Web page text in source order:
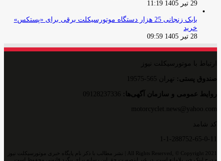
29 تیر 1405 11:19
بابک زنجانی 25 هزار دستگاه موتورسیکلت برقی برای «پستکس»
خرید
28 تیر 1405 09:59
ارتباط با موتورسیکلت نیوز
صندوق پستی: تهران 565-19575
روایط عمومی و سازمان آگهی‌ها:
motorcyclet.news@yahoo.com
کد شامد
1-1-288752-65-0-11
All Rights Reserved, © Copyright 2021 | نشر مطالب با ذکر نام پایگاه خبری موتورسیکلت نیوز
و درج لینک خبر بلامانع است. در غیر اینصورت حق این رسانه برای پیگرد قانونی محفوظ است